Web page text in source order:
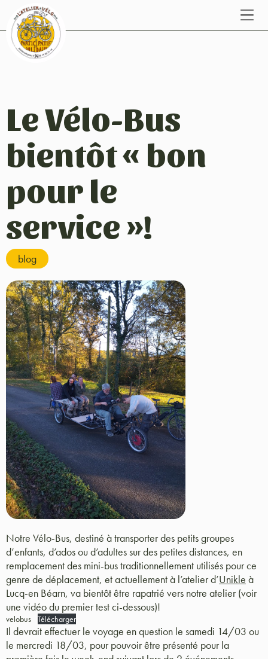
Le Vélo-Bus
bientôt « bon
pour le
service »!
blog
Notre Vélo-Bus, destiné à transporter des petits groupes
d’enfants, d’ados ou d’adultes sur des petites distances, en
remplacement des mini-bus traditionnellement utilisés pour ce
genre de déplacement, et actuellement à l’atelier d’Unikle à
Lucq-en Béarn, va bientôt être rapatrié vers notre atelier (voir
une vidéo du premier test ci-dessous)!
velobus Télécharger
Il devrait effectuer le voyage en question le samedi 14/03 ou
le mercredi 18/03, pour pouvoir être présenté pour la